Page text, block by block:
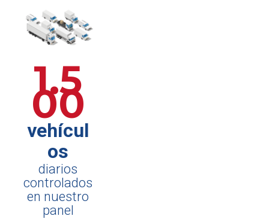
1.5
00
vehícul
os
diarios
controlados
en nuestro
panel